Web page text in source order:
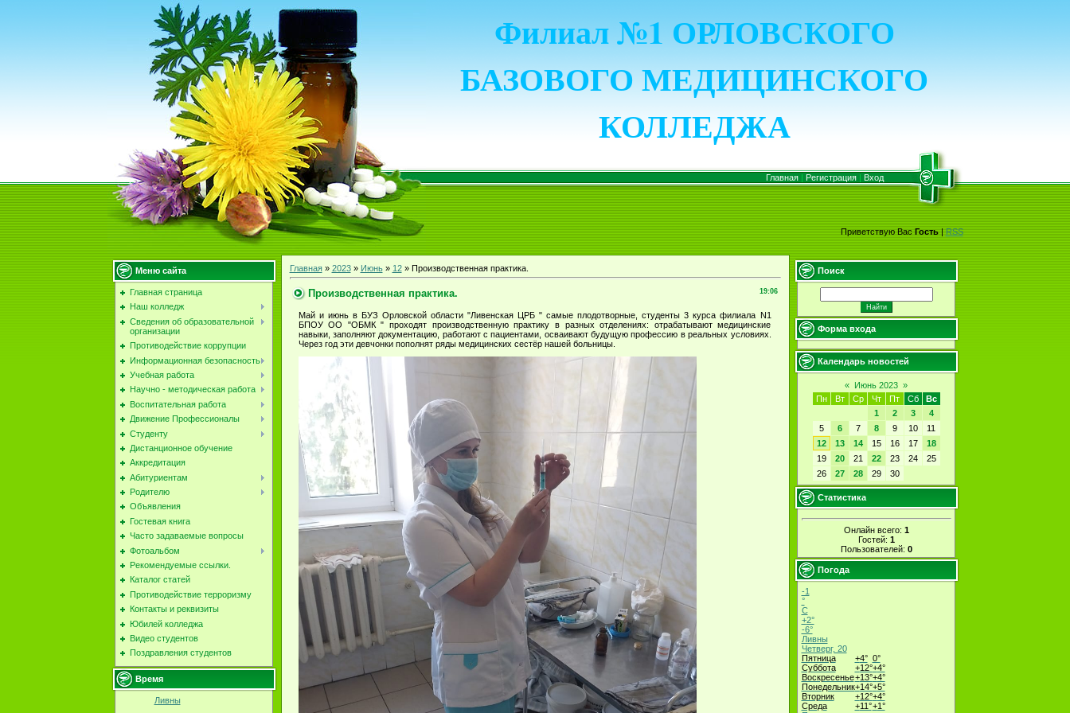
Филиал №1 ОРЛОВСКОГО
БАЗОВОГО МЕДИЦИНСКОГО
КОЛЛЕДЖА
Главная| Регистрация| Вход
Приветствую Вас Гость|RSS
Меню сайта
Главная страница
Наш колледж
Сведения об образовательной
организации
Противодействие коррупции
Информационная безопасность
Учебная работа
Научно - методическая работа
Воспитательная работа
Движение Профессионалы
Студенту
Дистанционное обучение
Аккредитация
Абитуриентам
Родителю
Объявления
Гостевая книга
Часто задаваемые вопросы
Фотоальбом
Рекомендуемые ссылки.
Каталог статей
Противодействие терроризму
Контакты и реквизиты
Юбилей колледжа
Видео студентов
Поздравления студентов
Время
Ливны
Главная» 2023 » Июнь » 12» Производственная практика.
19:06
Производственная практика.
Май и июнь в БУЗ Орловской области "Ливенская ЦРБ " самые плодотворные, студенты 3 курса филиала N1
БПОУ ОО "ОБМК " проходят производственную практику в разных отделениях: отрабатывают медицинские
навыки, заполняют документацию, работают с пациентами, осваивают будущую профессию в реальных условиях.
Через год эти девчонки пополнят ряды медицинских сестёр нашей больницы.
Поиск
Форма входа
Календарь новостей
« Июнь 2023 »
Пн
Вт Ср Чт Пт Сб
Вс
1
2 3
4
5
6 7 8 9 10
11
12
13 14 15 16 17
18
19
20 21 22 23 24
25
26
27 28 29 30
Статистика
Онлайн всего: 1
Гостей: 1
Пользователей: 0
Погода
-1
°
C
+2°
-6°
Ливны
Четверг, 20
Пятница
+4° 0°
Суббота
+12°+4°
Воскресенье+13°+4°
Понедельник+14°+5°
Вторник
+12°+4°
Среда
+11°+1°